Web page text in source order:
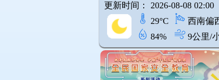
更新时间： 2026-08-08 02:00
29°C
西南偏
84%
9公里/